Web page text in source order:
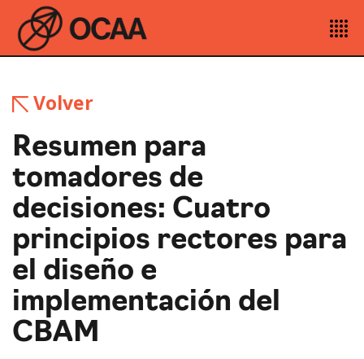
Volver
Resumen para
tomadores de
decisiones: Cuatro
principios rectores para
el diseño e
implementación del
CBAM